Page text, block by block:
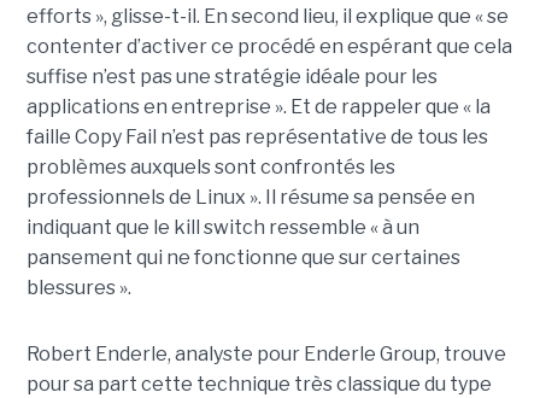
efforts », glisse-t-il. En second lieu, il explique que « se
contenter d’activer ce procédé en espérant que cela
suffise n’est pas une stratégie idéale pour les
applications en entreprise ». Et de rappeler que « la
faille Copy Fail n’est pas représentative de tous les
problèmes auxquels sont confrontés les
professionnels de Linux ». Il résume sa pensée en
indiquant que le kill switch ressemble « à un
pansement qui ne fonctionne que sur certaines
blessures ».
Robert Enderle, analyste pour Enderle Group, trouve
pour sa part cette technique très classique du type